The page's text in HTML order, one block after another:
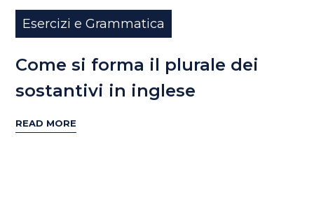
Esercizi e Grammatica
Come si forma il plurale dei
sostantivi in inglese
READ MORE